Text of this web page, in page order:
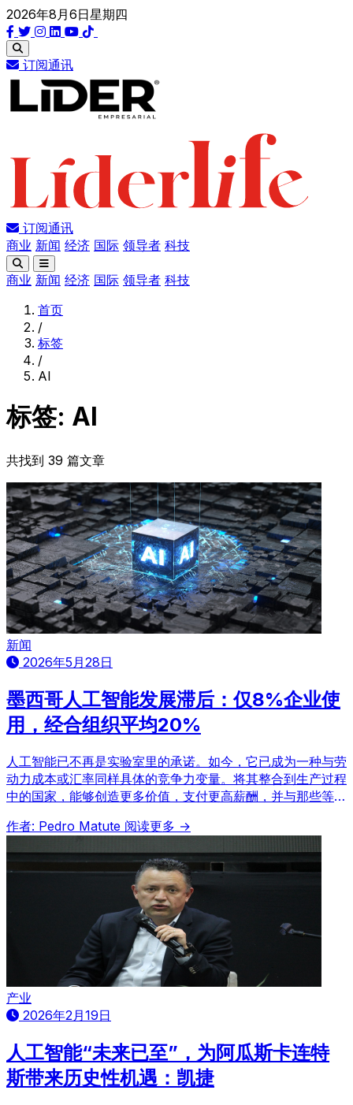
2026年8月6日星期四
订阅通讯
订阅通讯
商业 新闻 经济 国际 领导者 科技
商业 新闻 经济 国际 领导者 科技
首页
/
标签
/
AI
标签: AI
共找到 39 篇文章
新闻
2026年5月28日
墨西哥人工智能发展滞后：仅8%企业使
用，经合组织平均20%
人工智能已不再是实验室里的承诺。如今，它已成为一种与劳
动力成本或汇率同样具体的竞争力变量。将其整合到生产过程
中的国家，能够创造更多价值，支付更高薪酬，并与那些等待
队，正处于未来两三年决策将决定其走向的关键节点。
作者: Pedro Matute 阅读更多 →
产业
2026年2月19日
人工智能“未来已至”，为阿瓜斯卡连特
斯带来历史性机遇：凯捷